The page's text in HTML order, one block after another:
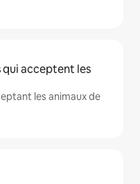
qui acceptent les
les animaux de